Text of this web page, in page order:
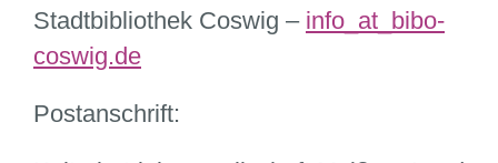
Stadtbibliothek Coswig – info _at_ bibo-
coswig.de
Postanschrift: